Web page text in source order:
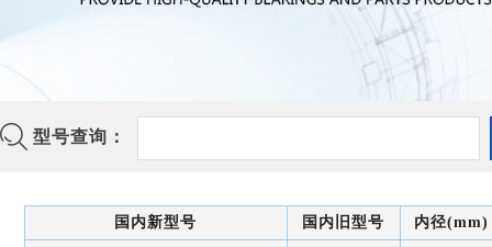
型号查询：
国内新型号 国内旧型号 内径(mm)